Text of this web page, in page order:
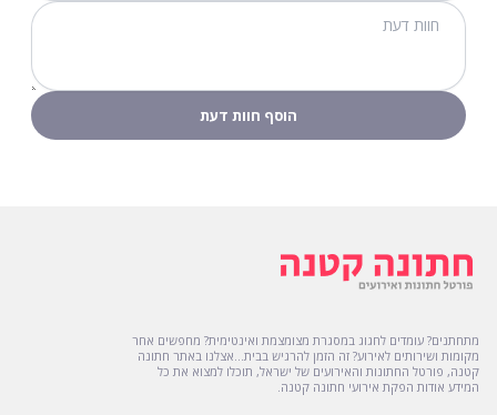
מתחתנים? עומדים לחגוג במסגרת מצומצמת ואינטימית? מחפשים אחר
מקומות ושירותים לאירוע? זה הזמן להרגיש בבית...אצלנו באתר חתונה
קטנה, פורטל החתונות והאירועים של ישראל, תוכלו למצוא את כל
המידע אודות הפקת אירועי חתונה קטנה.